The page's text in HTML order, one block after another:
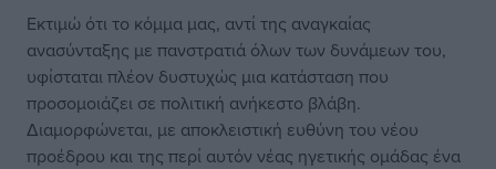
Εκτιμώ ότι το κόμμα μας, αντί της αναγκαίας
ανασύνταξης με πανστρατιά όλων των δυνάμεων του,
υφίσταται πλέον δυστυχώς μια κατάσταση που
προσομοιάζει σε πολιτική ανήκεστο βλάβη.
Διαμορφώνεται, με αποκλειστική ευθύνη του νέου
προέδρου και της περί αυτόν νέας ηγετικής ομάδας ένα